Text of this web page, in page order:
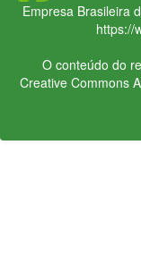
Empresa Brasileira
https://
O conteúdo do
Creative Commons